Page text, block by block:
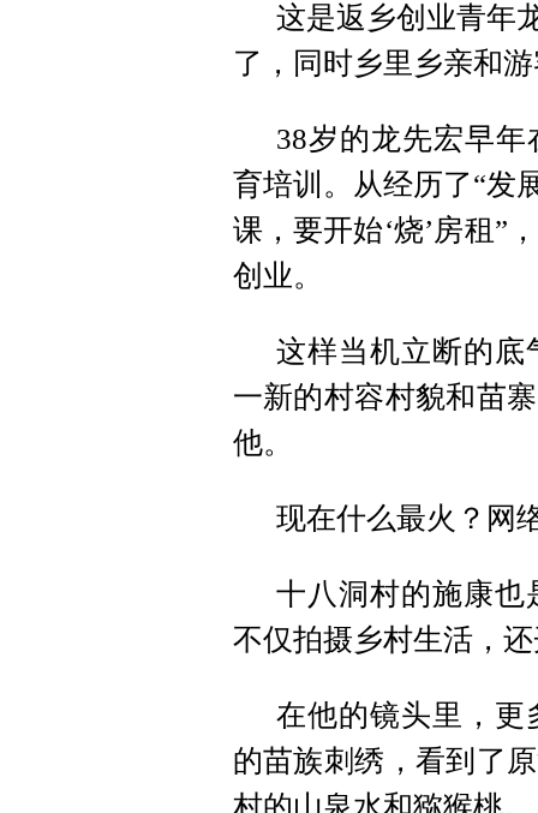
这是返乡创业青年
了，同时乡里乡亲和
38岁的龙先宏早
育培训。从经历了“发
课，要开始‘烧’房租”
创业。
这样当机立断的底
一新的村容村貌和苗
他。
现在什么最火？网
十八洞村的施康也
不仅拍摄乡村生活，
在他的镜头里，更
的苗族刺绣，看到了